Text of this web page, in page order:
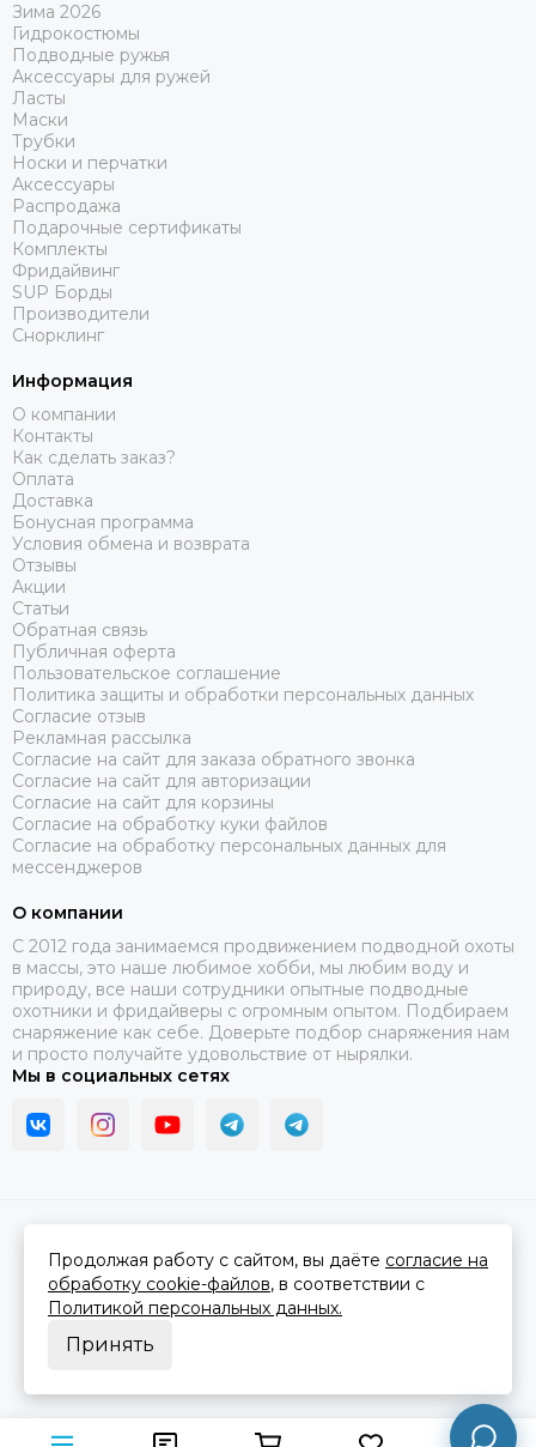
Зима 2026
Гидрокостюмы
Подводные ружья
Аксессуары для ружей
Ласты
Маски
Трубки
Носки и перчатки
Аксессуары
Распродажа
Подарочные сертификаты
Комплекты
Фридайвинг
SUP Борды
Производители
Снорклинг
Информация
О компании
Контакты
Как сделать заказ?
Оплата
Доставка
Бонусная программа
Условия обмена и возврата
Отзывы
Акции
Статьи
Обратная связь
Публичная оферта
Пользовательское соглашение
Политика защиты и обработки персональных данных
Согласие отзыв
Рекламная рассылка
Согласие на сайт для заказа обратного звонка
Согласие на сайт для авторизации
Согласие на сайт для корзины
Согласие на обработку куки файлов
Согласие на обработку персональных данных для
мессенджеров
О компании
C 2012 года занимаемся продвижением подводной охоты
в массы, это наше любимое хобби, мы любим воду и
природу, все наши сотрудники опытные подводные
охотники и фридайверы с огромным опытом. Подбираем
снаряжение как себе. Доверьте подбор снаряжения нам
и просто получайте удовольствие от нырялки.
Мы в социальных сетях
Сделано вMOSK.STUDIOдля платформыInSales
Продолжая работу с сайтом, вы даёте согласие на
обработку cookie-файлов, в соответствии с
Политикой персональных данных.
Принять